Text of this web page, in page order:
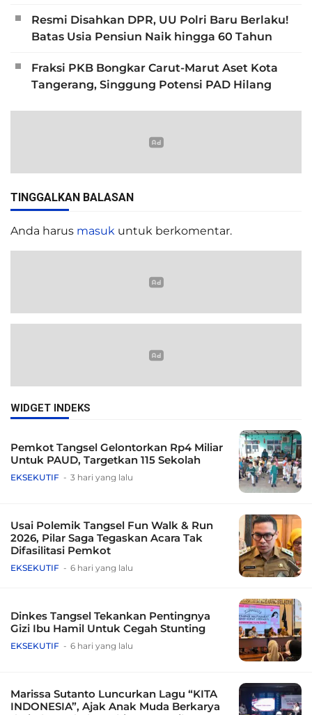
Resmi Disahkan DPR, UU Polri Baru Berlaku!
Batas Usia Pensiun Naik hingga 60 Tahun
Fraksi PKB Bongkar Carut-Marut Aset Kota
Tangerang, Singgung Potensi PAD Hilang
TINGGALKAN BALASAN
Anda harus masuk untuk berkomentar.
WIDGET INDEKS
Pemkot Tangsel Gelontorkan Rp4 Miliar
Untuk PAUD, Targetkan 115 Sekolah
EKSEKUTIF 3 hari yang lalu
Usai Polemik Tangsel Fun Walk & Run
2026, Pilar Saga Tegaskan Acara Tak
Difasilitasi Pemkot
EKSEKUTIF 6 hari yang lalu
Dinkes Tangsel Tekankan Pentingnya
Gizi Ibu Hamil Untuk Cegah Stunting
EKSEKUTIF 6 hari yang lalu
Marissa Sutanto Luncurkan Lagu “KITA
INDONESIA”, Ajak Anak Muda Berkarya